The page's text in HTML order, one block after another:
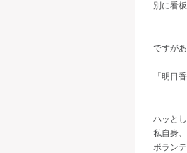
別に看
ですが
「明日
ハッと
私自身
ボラン